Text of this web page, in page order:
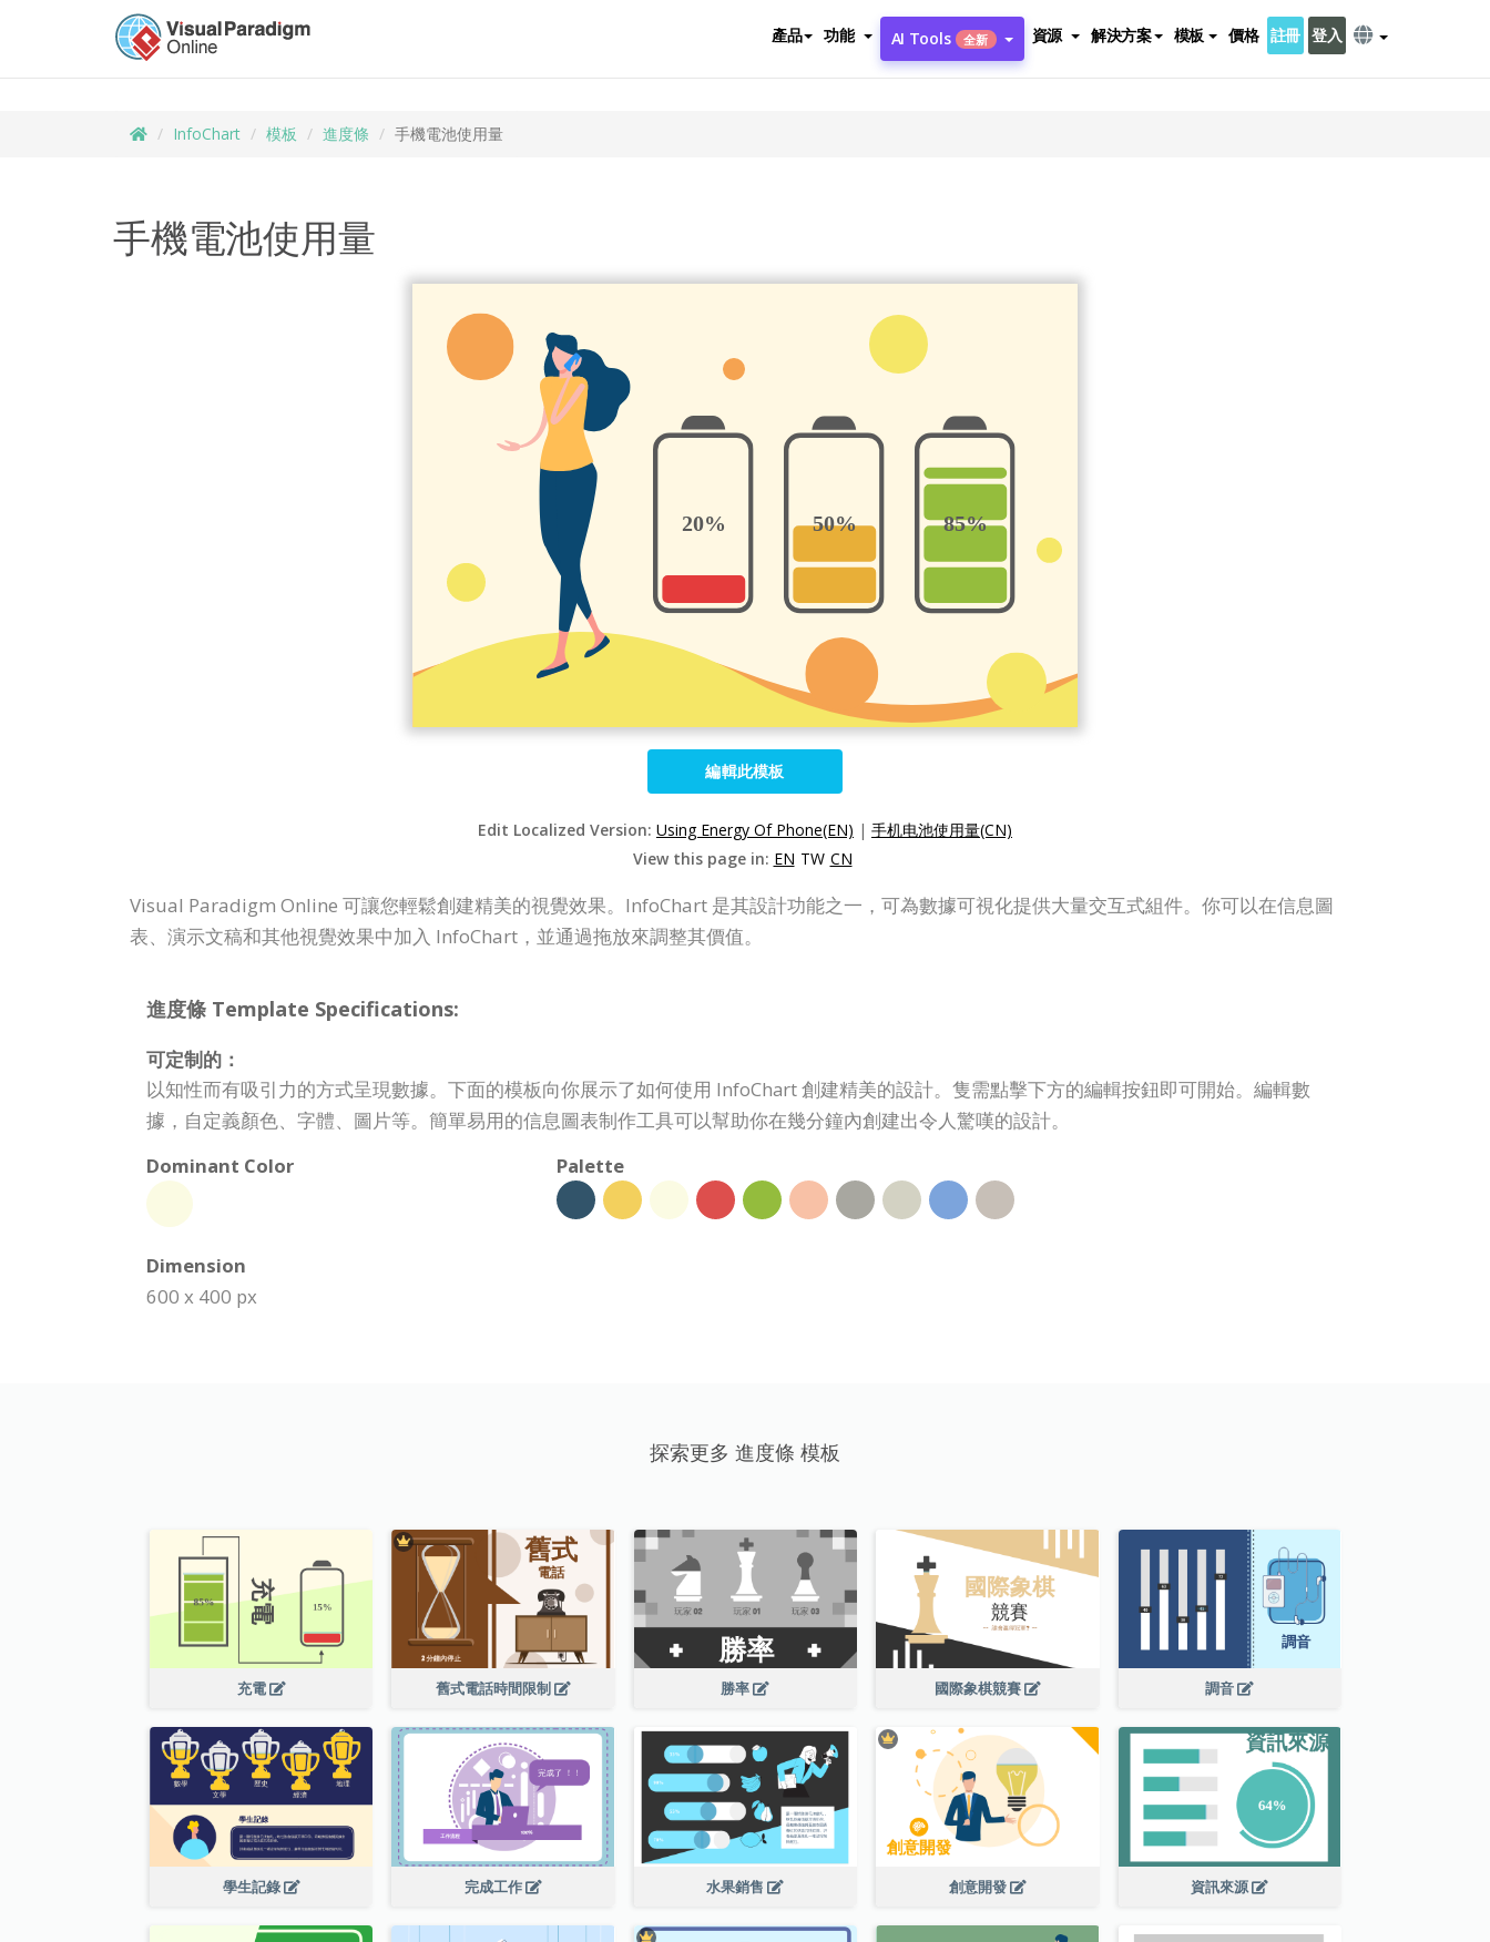
產品 功能 AI Tools 全新 資源 解決方案 模板 價格 註冊 登入
InfoChart 模板 進度條 手機電池使用量
手機電池使用量
編輯此模板
Edit Localized Version: Using Energy Of Phone(EN) | 手机电池使用量(CN)
View this page in: EN TW CN
Visual Paradigm Online 可讓您輕鬆創建精美的視覺效果。InfoChart 是其設計功能之一，可為數據可視化提供大量交互式組件。你可以在信息圖
表、演示文稿和其他視覺效果中加入 InfoChart，並通過拖放來調整其價值。
進度條 Template Specifications:
可定制的：
以知性而有吸引力的方式呈現數據。下面的模板向你展示了如何使用 InfoChart 創建精美的設計。隻需點擊下方的編輯按鈕即可開始。編輯數
據，自定義顏色、字體、圖片等。簡單易用的信息圖表制作工具可以幫助你在幾分鐘內創建出令人驚嘆的設計。
Dominant Color
Palette
Dimension
600 x 400 px
探索更多 進度條 模板
充電 舊式電話時間限制 勝率 國際象棋競賽 調音
學生記錄 完成工作 水果銷售 創意開發 資訊來源